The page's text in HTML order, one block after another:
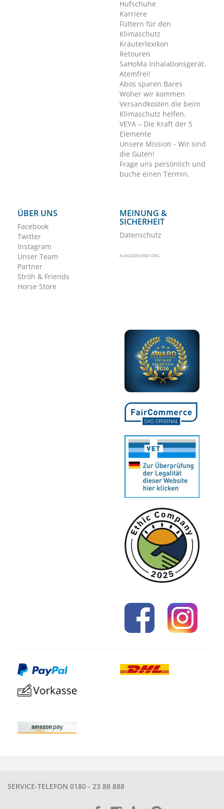
Hufschuhe
Karriere
Füttern für den
Klimaschutz
Kräuterlexikon
Retouren
SaHoMa Inhalationsgerät.
Atemfrei!
Abos sparen Bares
Woher wir kommen
Versandkosten die beim
Klimaschutz helfen.
VEYA – Die Kraft der 5
Elemente
Unsere Mission - Wir sind
die Guten!
Frage uns persönlich und
buche einen Termin.
ÜBER UNS
Facebook
Twitter
Instagram
Unser Team
Partner
Ströh & Friends
Horse Store
MEINUNG &
SICHERHEIT
Datenschutz
AUSGEZEICHNET.ORG
SERVICE-TELEFON 0180 - 23 88 888